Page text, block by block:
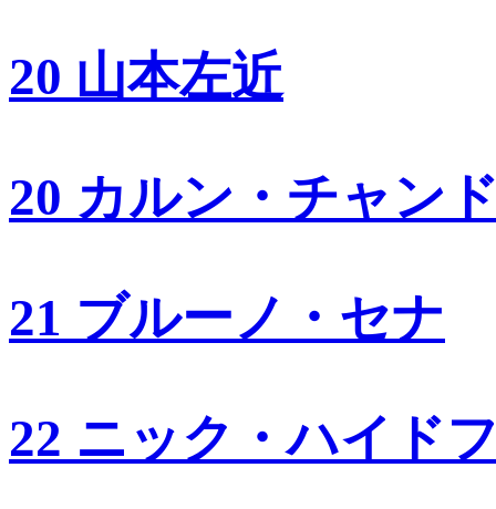
20 山本左近
20 カルン・チャン
21 ブルーノ・セナ
22 ニック・ハイド